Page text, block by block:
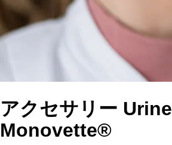
アクセサリー Urine
Monovette®